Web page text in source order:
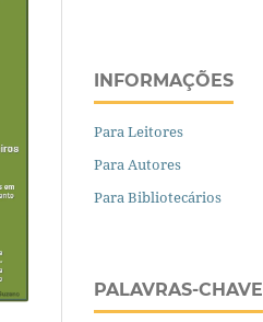
INFORMAÇÕES
Para Leitores
Para Autores
Para Bibliotecários
PALAVRAS-CHAVE